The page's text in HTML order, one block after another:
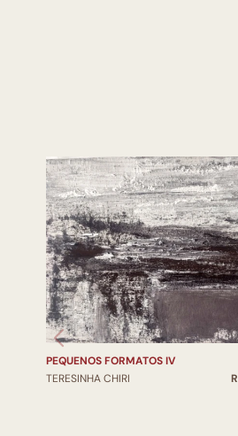
PEQUENOS FORMATOS IV
TERESINHA CHIRI